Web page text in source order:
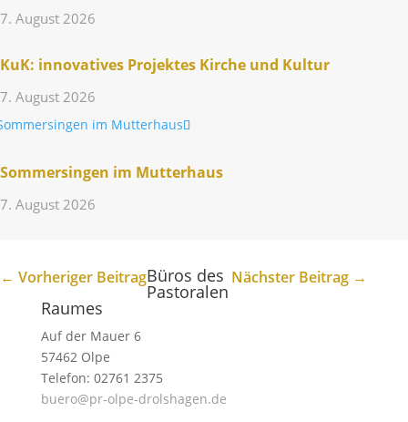
7. August 2026
KuK: inno­va­tives Projektes Kirche und Kultur
7. August 2026
Sommer­singen im Mutterhaus
7. August 2026
← Vorheriger Beitrag Nächster Beitrag →
Büros des
Pastoralen
Raumes
Auf der Mauer 6
57462 Olpe
Telefon: 02761 2375
buero@pr-olpe-drolshagen.de